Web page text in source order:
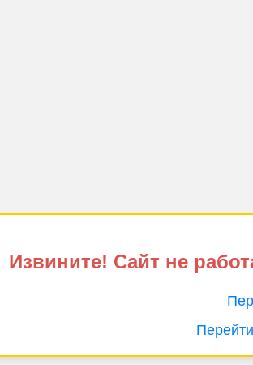
Извините! Сайт не